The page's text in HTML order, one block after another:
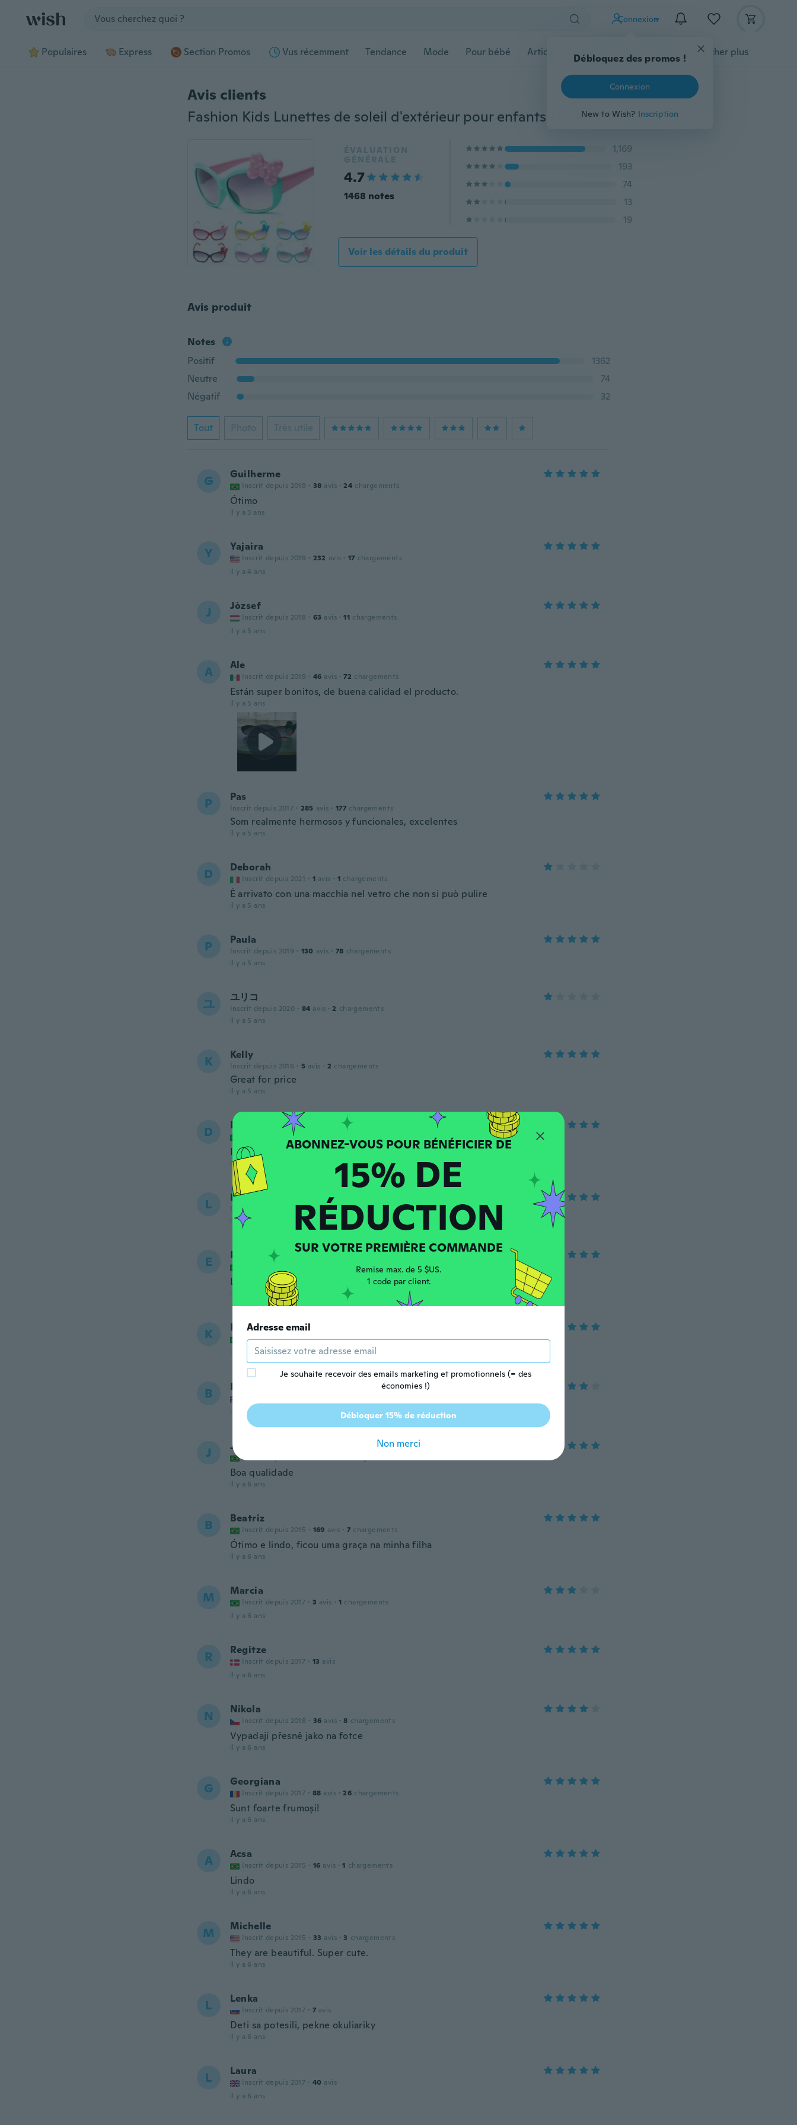
Connexion
Débloquez des promos !
Connexion
New to Wish? Inscription
Populaires Express Section Promos Vus récemment Tendance Mode Pour bébé Articles pour animaux domestiques Afficher plus
Avis clients
Fashion Kids Lunettes de soleil d'extérieur pour enfants Lunettes de soleil avec nœud papillon mignon Lunettes de soleil UV
ÉVALUATION
GÉNÉRALE
4.7
1468 notes
1,169
193
74
13
19
Voir les détails du produit
Avis produit
Notes
Positif
1362
Neutre
74
Négatif
32
Tout Photo Très utile
G Guilherme
Inscrit depuis 2019 · 38 avis · 24 chargements
Ótimo
il y a 3 ans
Y Yajaira
Inscrit depuis 2019 · 232 avis · 17 chargements
il y a 4 ans
J Jòzsef
Inscrit depuis 2018 · 63 avis · 11 chargements
il y a 5 ans
A Ale
Inscrit depuis 2019 · 46 avis · 72 chargements
Están super bonitos, de buena calidad el producto.
il y a 5 ans
P Pas
Inscrit depuis 2017 · 285 avis · 177 chargements
Som realmente hermosos y funcionales, excelentes
il y a 5 ans
D Deborah
Inscrit depuis 2021 · 1 avis · 1 chargements
È arrivato con una macchia nel vetro che non si può pulire
il y a 5 ans
P Paula
Inscrit depuis 2019 · 130 avis · 78 chargements
il y a 5 ans
ユ ユリコ
Inscrit depuis 2020 · 84 avis · 2 chargements
il y a 5 ans
K Kelly
Inscrit depuis 2016 · 5 avis · 2 chargements
Great for price
il y a 5 ans
D Débora
Inscrit depuis 2020
Igual ao da foto! Minha filha de 4 anos amou!
il y a 6 ans
L Loukia
Inscrit depuis 2018 94 avis
il y a 6 ans
E Elisabete
Lindo!
il y a 6 ans
K Keziane
Inscrit depuis 2017 · 5 avis · 2 chargements
il y a 6 ans
B Bernie
il y a 6 ans
J Janio
Inscrit depuis 2018
Boa qualidade
il y a 6 ans
B Beatriz
Inscrit depuis 2015 · 169 avis · 7 chargements
Ótimo e lindo, ficou uma graça na minha filha
il y a 6 ans
M Marcia
Inscrit depuis 2017 · 3 avis · 1 chargements
il y a 6 ans
R Regitze
Inscrit depuis 2017 · 13 avis
il y a 6 ans
N Nikola
Inscrit depuis 2018 · 36 avis · 8 chargements
Vypadají přesně jako na fotce
il y a 6 ans
G Georgiana
Inscrit depuis 2017 · 88 avis · 26 chargements
Sunt foarte frumoși!
il y a 6 ans
A Acsa
Inscrit depuis 2015 · 16 avis · 1 chargements
Lindo
il y a 6 ans
M Michelle
Inscrit depuis 2015 · 33 avis · 3 chargements
They are beautiful. Super cute.
il y a 6 ans
L Lenka
Inscrit depuis 2017 · 7 avis
Deti sa potesili, pekne okuliariky
il y a 6 ans
L Laura
Inscrit depuis 2017 · 40 avis
il y a 6 ans
15% DE
RÉDUCTION
SUR VOTRE PREMIÈRE COMMANDE
Remise max. de 5 $US.
1 code par client.
Adresse email
Je souhaite recevoir des emails marketing et promotionnels (= des
économies !)
Débloquer 15% de réduction
Non merci